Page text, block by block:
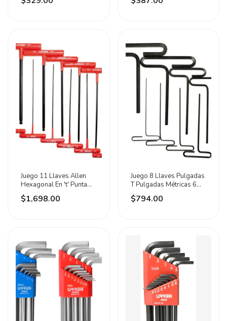
Juego 11 Llaves Allen
Hexagonal En 't' Punta
Bola Urrea® Std
Plateado
$1,698.00
Juego 8 Llaves Pulgadas
T Pulgadas Métricas 6
Pulgadas Urrea Negro
$794.00